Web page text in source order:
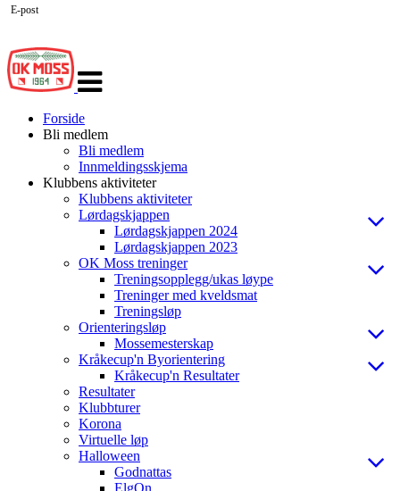
navigasjon
Forside
Bli medlem
Bli medlem
Innmeldingsskjema
Klubbens aktiviteter
Klubbens aktiviteter
Lørdagskjappen
Lørdagskjappen 2024
Lørdagskjappen 2023
OK Moss treninger
Treningsopplegg/ukas løype
Treninger med kveldsmat
Treningsløp
Orienteringsløp
Mossemesterskap
Kråkecup'n Byorientering
Kråkecup'n Resultater
Resultater
Klubbturer
Korona
Virtuelle løp
Halloween
Godnattas
ElgOn
E-post